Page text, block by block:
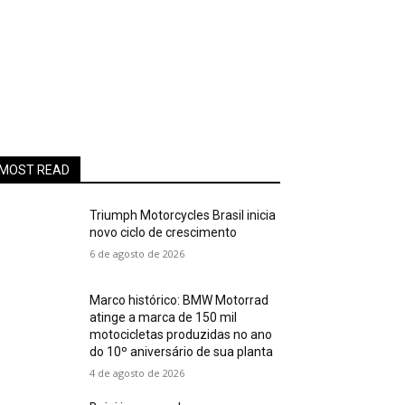
MOST READ
Triumph Motorcycles Brasil inicia
novo ciclo de crescimento
6 de agosto de 2026
Marco histórico: BMW Motorrad
atinge a marca de 150 mil
motocicletas produzidas no ano
do 10º aniversário de sua planta
4 de agosto de 2026